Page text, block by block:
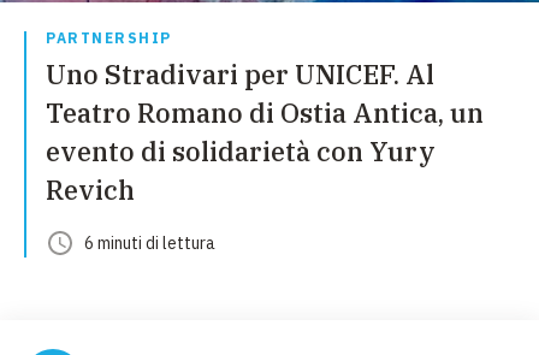
PARTNERSHIP
Uno Stradivari per UNICEF. Al
Teatro Romano di Ostia Antica, un
evento di solidarietà con Yury
Revich
6 minuti di lettura